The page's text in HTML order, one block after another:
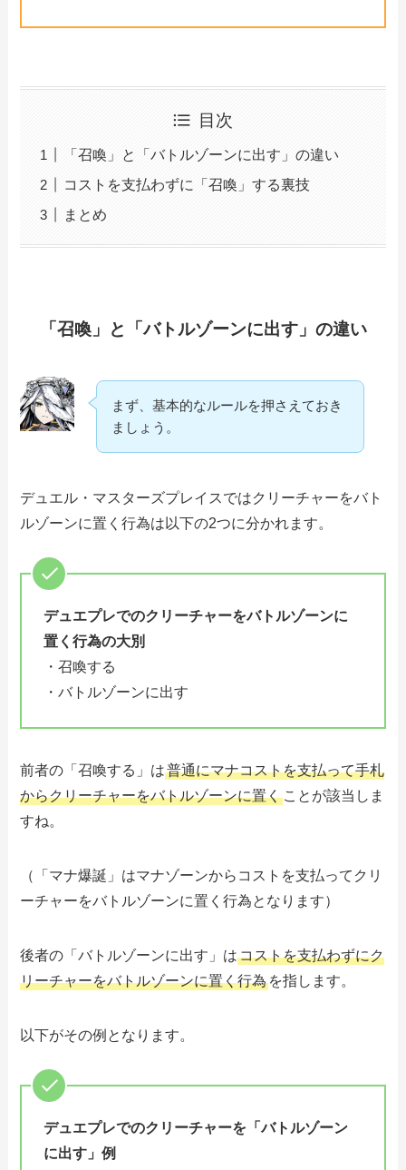
目次
「召喚」と「バトルゾーンに出す」の違い
コストを支払わずに「召喚」する裏技
まとめ
「召喚」と「バトルゾーンに出す」の違い
まず、基本的なルールを押さえておき
ましょう。
デュエル・マスターズプレイスではクリーチャーをバト
ルゾーンに置く行為は以下の2つに分かれます。
デュエプレでのクリーチャーをバトルゾーンに
置く行為の大別
・召喚する
・バトルゾーンに出す
前者の「召喚する」は普通にマナコストを支払って手札
からクリーチャーをバトルゾーンに置く ことが該当しま
すね。
（「マナ爆誕」はマナゾーンからコストを支払ってクリ
ーチャーをバトルゾーンに置く行為となります）
後者の「バトルゾーンに出す」はコストを支払わずにク
リーチャーをバトルゾーンに置く行為 を指します。
以下がその例となります。
デュエプレでのクリーチャーを「バトルゾーン
に出す」例